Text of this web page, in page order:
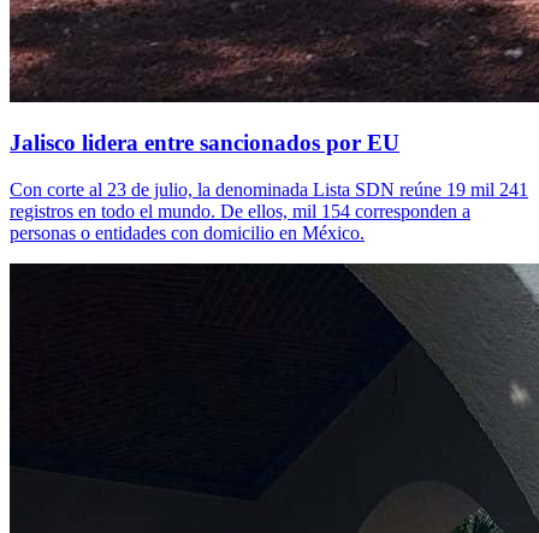
Jalisco lidera entre sancionados por EU
Con corte al 23 de julio, la denominada Lista SDN reúne 19 mil 241
registros en todo el mundo. De ellos, mil 154 corresponden a
personas o entidades con domicilio en México.